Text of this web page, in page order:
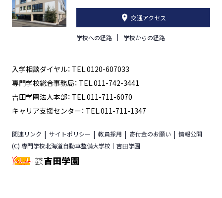
交通アクセス
学校への経路 学校からの経路
入学相談ダイヤル： TEL.0120-607033
専門学校総合事務局： TEL.011-742-3441
吉田学園法人本部： TEL.011-711-6070
キャリア支援センター： TEL.011-711-1347
関連リンク サイトポリシー 教員採用 寄付金のお願い
情報公開
(C) 専門学校北海道自動車整備大学校｜吉田学園